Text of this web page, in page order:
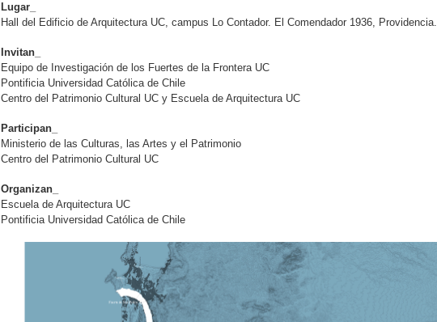
Lugar_
Hall del Edificio de Arquitectura UC, campus Lo Contador. El Comendador 1936, Providencia.
Invitan_
Equipo de Investigación de los Fuertes de la Frontera UC
Pontificia Universidad Católica de Chile
Centro del Patrimonio Cultural UC y Escuela de Arquitectura UC
Participan_
Ministerio de las Culturas, las Artes y el Patrimonio
Centro del Patrimonio Cultural UC
Organizan_
Escuela de Arquitectura UC
Pontificia Universidad Católica de Chile